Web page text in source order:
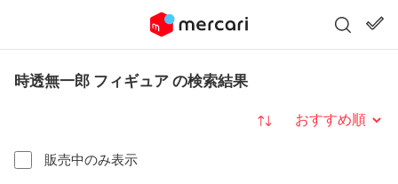
時透無一郎 フィギュア の検索結果
販売中のみ表示
並び替え